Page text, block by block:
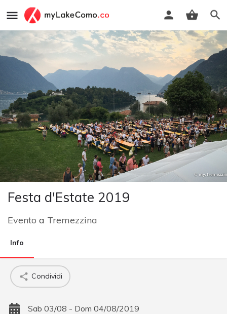
Festa d'Estate 2019
Evento a Tremezzina
Info
Condividi
Sab 03/08 - Dom 04/08/2019